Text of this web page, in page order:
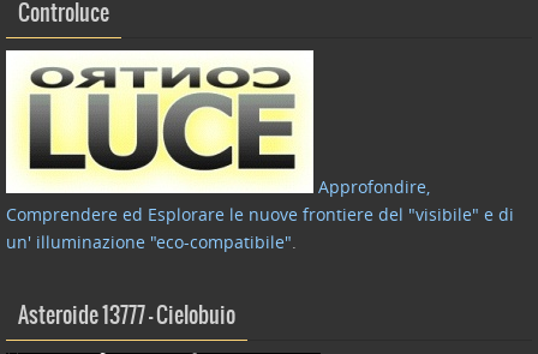
Controluce
Approfondire,
Comprendere ed Esplorare le nuove frontiere del "visibile" e di
un' illuminazione "eco-compatibile".
Asteroide 13777 – Cielobuio